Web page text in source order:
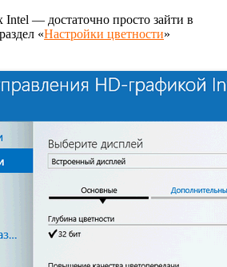
— достаточно просто зайти в
«Настройки цветности»